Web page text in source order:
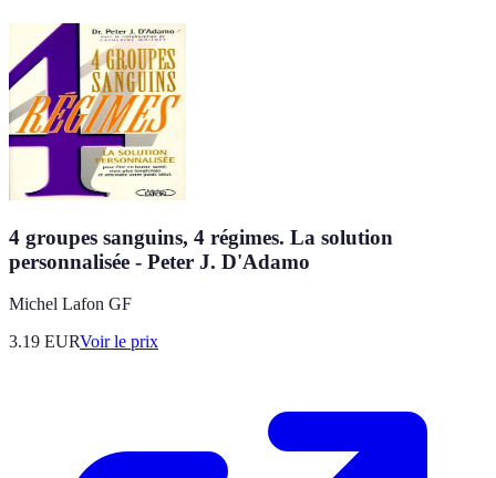
4 groupes sanguins, 4 régimes. La solution
personnalisée - Peter J. D'Adamo
Michel Lafon GF
3.19 EURVoir le prix